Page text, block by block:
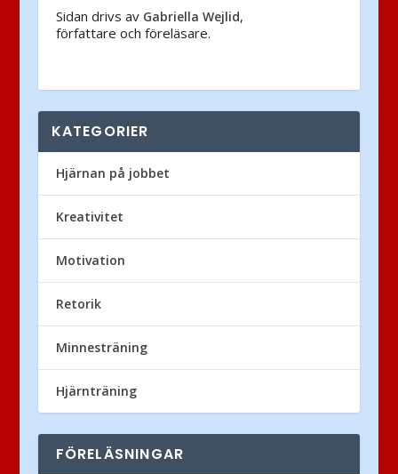
Sidan drivs av Gabriella Wejlid,
författare och föreläsare.
KATEGORIER
Hjärnan på jobbet
Kreativitet
Motivation
Retorik
Minnesträning
Hjärnträning
FÖRELÄSNINGAR